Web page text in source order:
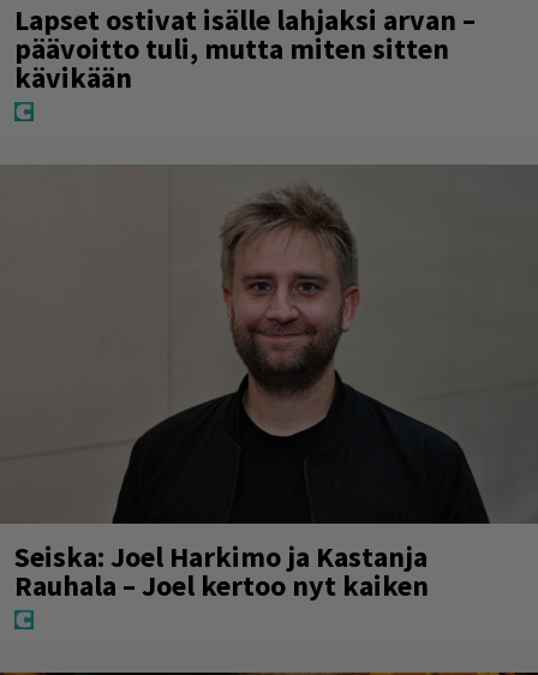
Lapset ostivat isälle lahjaksi arvan –
päävoitto tuli, mutta miten sitten
kävikään
Seiska: Joel Harkimo ja Kastanja
Rauhala – Joel kertoo nyt kaiken